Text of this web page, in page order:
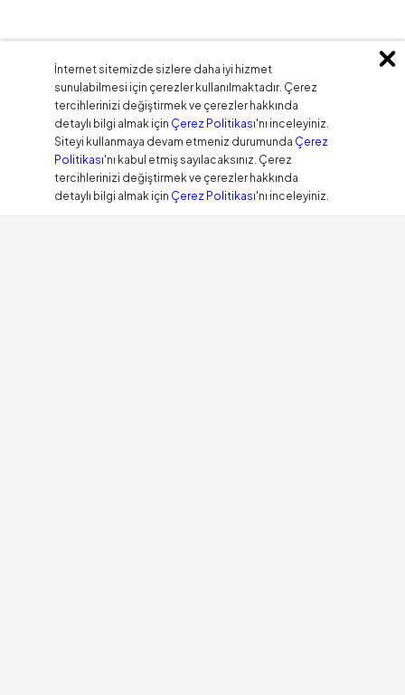
İnternet sitemizde sizlere daha iyi hizmet
sunulabilmesi için çerezler kullanılmaktadır. Çerez
tercihlerinizi değiştirmek ve çerezler hakkında
detaylı bilgi almak için Çerez Politikası'nı inceleyiniz.
Siteyi kullanmaya devam etmeniz durumunda Çerez
Politikası'nı kabul etmiş sayılacaksınız. Çerez
tercihlerinizi değiştirmek ve çerezler hakkında
detaylı bilgi almak için Çerez Politikası'nı inceleyiniz.